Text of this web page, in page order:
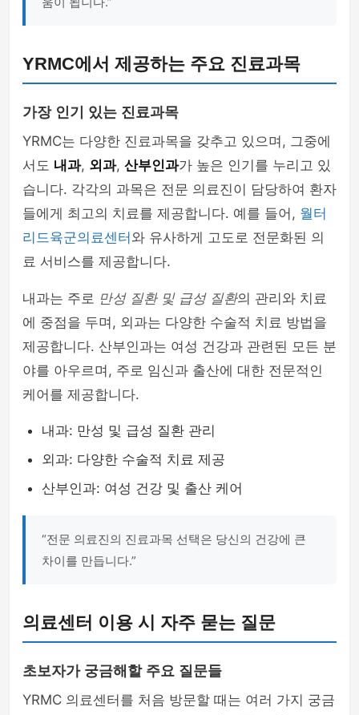
YRMC에서 제공하는 주요 진료과목
가장 인기 있는 진료과목
YRMC는 다양한 진료과목을 갖추고 있으며, 그중에
서도 내과, 외과, 산부인과가 높은 인기를 누리고 있
습니다. 각각의 과목은 전문 의료진이 담당하여 환자
들에게 최고의 치료를 제공합니다. 예를 들어, 월터
리드육군의료센터 와 유사하게 고도로 전문화된 의
료 서비스를 제공합니다.
내과는 주로 만성 질환 및 급성 질환의 관리와 치료
에 중점을 두며, 외과는 다양한 수술적 치료 방법을
제공합니다. 산부인과는 여성 건강과 관련된 모든 분
야를 아우르며, 주로 임신과 출산에 대한 전문적인
케어를 제공합니다.
내과: 만성 및 급성 질환 관리
외과: 다양한 수술적 치료 제공
산부인과: 여성 건강 및 출산 케어
“전문 의료진의 진료과목 선택은 당신의 건강에 큰
차이를 만듭니다.”
의료센터 이용 시 자주 묻는 질문
초보자가 궁금해할 주요 질문들
YRMC 의료센터를 처음 방문할 때는 여러 가지 궁금